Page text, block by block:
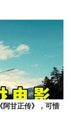
阿甘正传》，可惜